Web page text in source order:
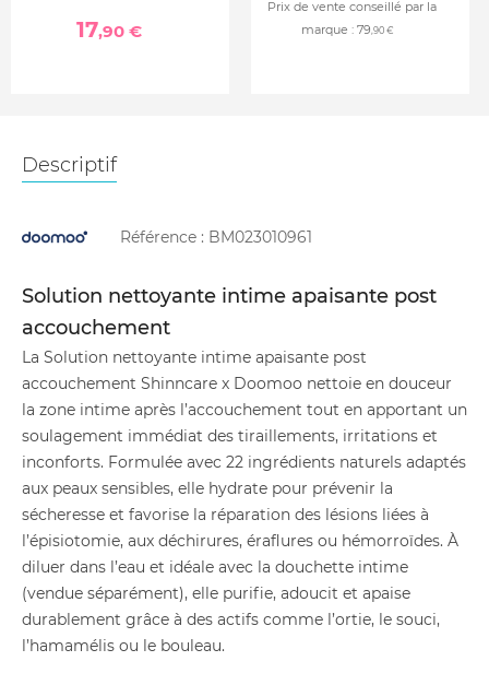
17,90 €
Prix de vente conseillé par la
marque : 79,90 €
Descriptif
Référence : BM023010961
Solution nettoyante intime apaisante post
accouchement
La Solution nettoyante intime apaisante post
accouchement Shinncare x Doomoo nettoie en douceur
la zone intime après l’accouchement tout en apportant un
soulagement immédiat des tiraillements, irritations et
inconforts. Formulée avec 22 ingrédients naturels adaptés
aux peaux sensibles, elle hydrate pour prévenir la
sécheresse et favorise la réparation des lésions liées à
l’épisiotomie, aux déchirures, éraflures ou hémorroïdes. À
diluer dans l’eau et idéale avec la douchette intime
(vendue séparément), elle purifie, adoucit et apaise
durablement grâce à des actifs comme l’ortie, le souci,
l’hamamélis ou le bouleau.